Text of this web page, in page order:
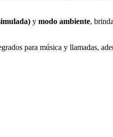
y modo ambiente,
para música y llamadas,